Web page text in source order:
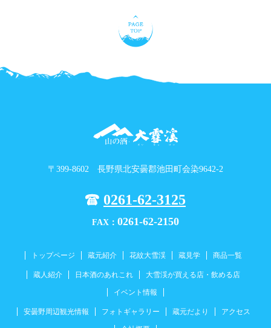
〒399-8602 長野県北安曇郡池田町会染9642-2
0261-62-3125
FAX： 0261-62-2150
トップページ 蔵元紹介 花紋大雪渓 蔵見学 商品一覧
蔵人紹介 日本酒のあれこれ 大雪渓が買える店・飲める店
イベント情報
安曇野周辺観光情報 フォトギャラリー 蔵元だより アクセス